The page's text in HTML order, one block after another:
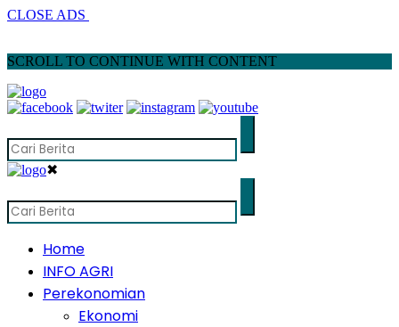
CLOSE ADS
SCROLL TO CONTINUE WITH CONTENT
✖
Home
INFO AGRI
Perekonomian
Ekonomi